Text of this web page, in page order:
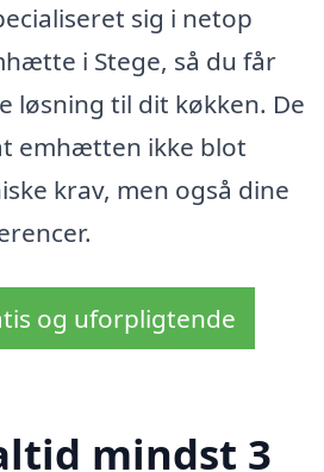
sig i netop
i Stege, så du får
løsning til dit køkken. De
emhætten ikke blot
krav, men også dine
og uforpligtende
mindst 3